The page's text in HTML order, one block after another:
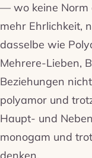
— wo keine Norm
mehr Ehrlichkeit,
dasselbe wie
Mehrere-Lieben,
Beziehungen
polyamor und
Haupt- und
monogam und
denken.